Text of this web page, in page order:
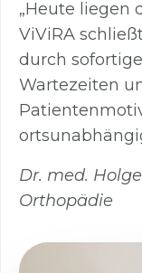
„Heute liegen
ViViRA
durch
Wartezeiten
Dr. med.
Orthopädie